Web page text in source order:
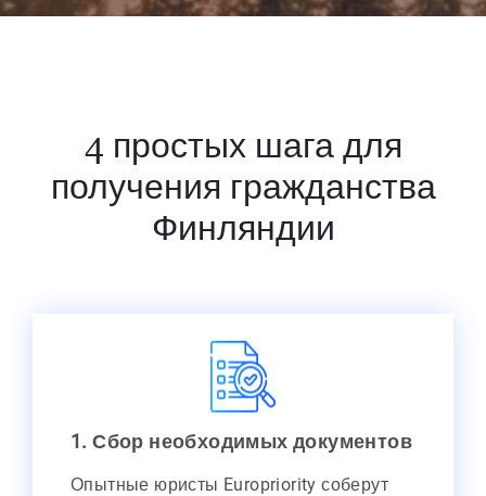
4 простых шага для
получения гражданства
Финляндии
1. Сбор необходимых документов
Опытные юристы Europriority соберут